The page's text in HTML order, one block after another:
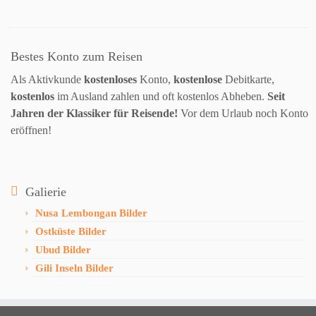
Bestes Konto zum Reisen
Als Aktivkunde kostenloses Konto, kostenlose Debitkarte,
kostenlos im Ausland zahlen und oft kostenlos Abheben. Seit
Jahren der Klassiker für Reisende! Vor dem Urlaub noch Konto
eröffnen!
Galierie
Nusa Lembongan Bilder
Ostküste Bilder
Ubud Bilder
Gili Inseln Bilder